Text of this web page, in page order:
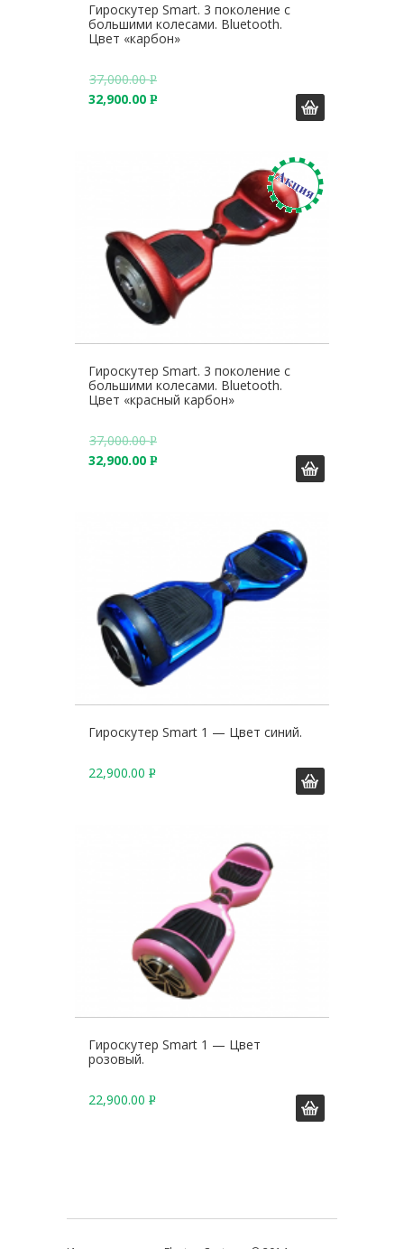
Гироскутер Smart. 3 поколение с
большими колесами. Bluetooth.
Цвет «карбон»
37,000.00Р
У
32,900.00 Р
Гироскутер Smart. 3 поколение с
большими колесами. Bluetooth.
Цвет «красный карбон»
37,000.00Р
У
32,900.00 Р
Гироскутер Smart 1 — Цвет синий.
22,900.00 Р
Гироскутер Smart 1 — Цвет
розовый.
22,900.00 Р